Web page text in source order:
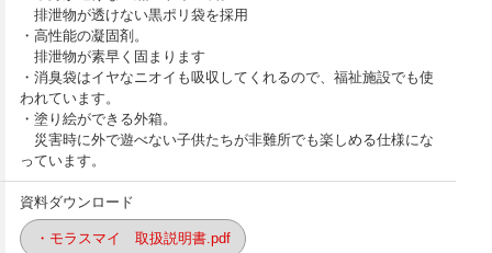
排泄物が透けない黒ポリ袋を採用
・高性能の凝固剤。
排泄物が素早く固まります
・消臭袋はイヤなニオイも吸収してくれるので、福祉施設でも使
われています。
・塗り絵ができる外箱。
災害時に外で遊べない子供たちが非難所でも楽しめる仕様にな
っています。
資料ダウンロード
・モラスマイ 取扱説明書.pdf